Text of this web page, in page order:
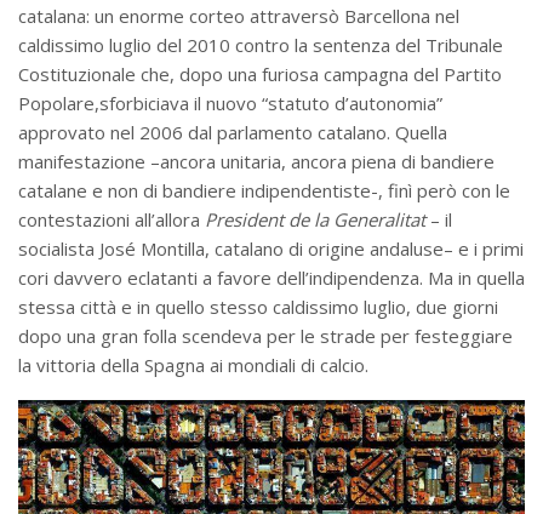
catalana: un enorme corteo attraversò Barcellona nel
caldissimo luglio del 2010 contro la sentenza del Tribunale
Costituzionale che, dopo una furiosa campagna del Partito
Popolare,sforbiciava il nuovo “statuto d’autonomia”
approvato nel 2006 dal parlamento catalano. Quella
manifestazione –ancora unitaria, ancora piena di bandiere
catalane e non di bandiere indipendentiste-, finì però con le
contestazioni all’allora President de la Generalitat– il
socialista José Montilla, catalano di origine andaluse– e i primi
cori davvero eclatanti a favore dell’indipendenza. Ma in quella
stessa città e in quello stesso caldissimo luglio, due giorni
dopo una gran folla scendeva per le strade per festeggiare
la vittoria della Spagna ai mondiali di calcio.